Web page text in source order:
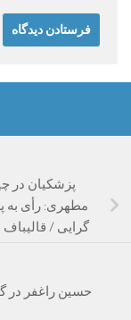
پزشکیان در
مطهری: رأی
گرایی /
حسین راغفر در